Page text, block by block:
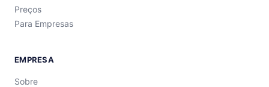
Preços
Para Empresas
EMPRESA
Sobre